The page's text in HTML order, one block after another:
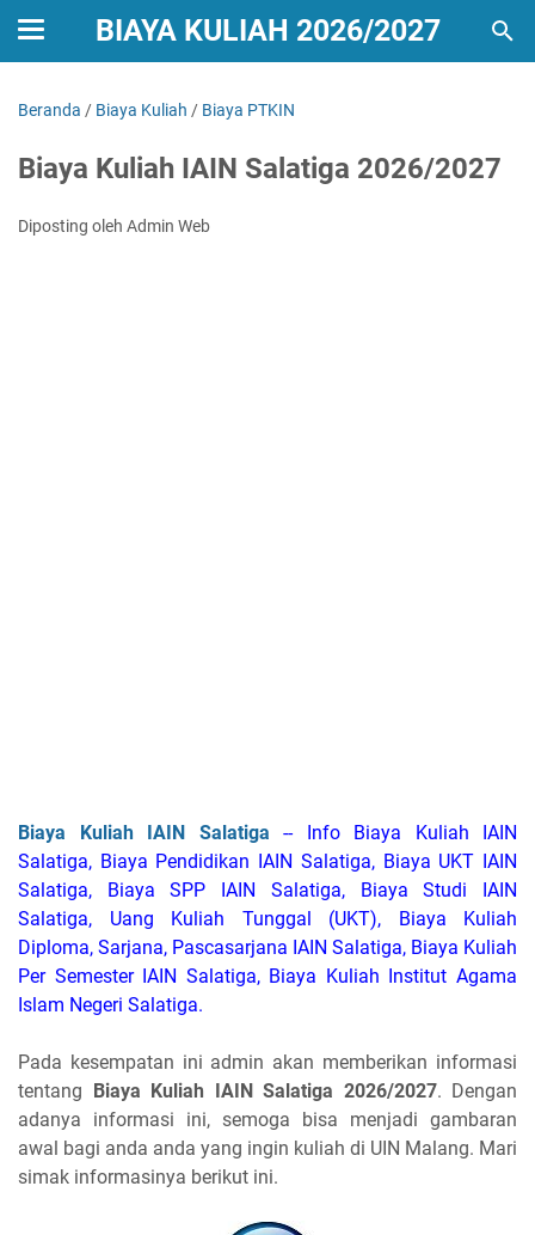
BIAYA KULIAH 2026/2027
Beranda / Biaya Kuliah / Biaya PTKIN
Biaya Kuliah IAIN Salatiga 2026/2027
Diposting oleh Admin Web
Biaya Kuliah IAIN Salatiga -- Info Biaya Kuliah IAIN
Salatiga, Biaya Pendidikan IAIN Salatiga, Biaya UKT IAIN
Salatiga, Biaya SPP IAIN Salatiga, Biaya Studi IAIN
Salatiga, Uang Kuliah Tunggal (UKT), Biaya Kuliah
Diploma, Sarjana, Pascasarjana IAIN Salatiga, Biaya Kuliah
Per Semester IAIN Salatiga, Biaya Kuliah Institut Agama
Islam Negeri Salatiga.
Pada kesempatan ini admin akan memberikan informasi
tentang Biaya Kuliah IAIN Salatiga 2026/2027. Dengan
adanya informasi ini, semoga bisa menjadi gambaran
awal bagi anda anda yang ingin kuliah di UIN Malang. Mari
simak informasinya berikut ini.